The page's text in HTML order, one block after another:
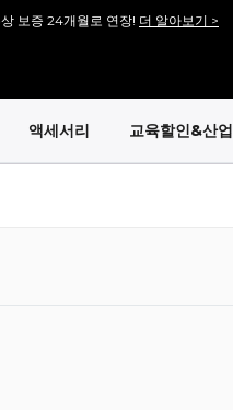
보증 24개월로 연장! 더 알아보기 >
V2], 다시 돌아왔습니다!바로보기 >>
액세서리 교육할인&산업